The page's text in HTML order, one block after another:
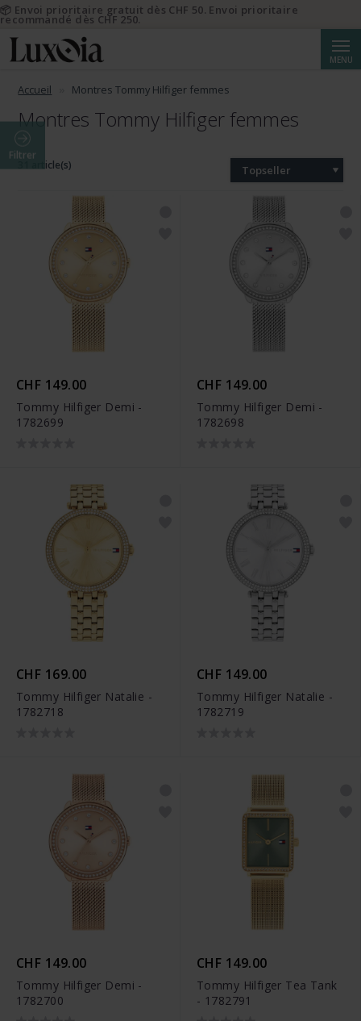
MENU
Accueil Montres Tommy Hilfiger femmes
Montres Tommy Hilfiger femmes
Filtrer
31 article(s) Topseller
CHF 149.00
Tommy Hilfiger Demi -
1782699
CHF 149.00
Tommy Hilfiger Demi -
1782698
CHF 169.00
Tommy Hilfiger Natalie -
1782718
CHF 149.00
Tommy Hilfiger Natalie -
1782719
CHF 149.00
Tommy Hilfiger Demi -
1782700
CHF 149.00
Tommy Hilfiger Tea Tank
- 1782791
📦 Envoi prioritaire gratuit dès CHF 50. Envoi prioritaire
recommandé dès CHF 250.